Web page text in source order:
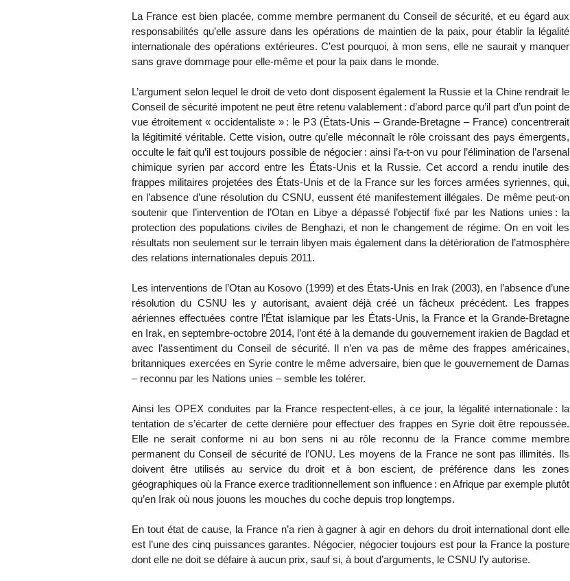
La France est bien placée, comme membre permanent du Conseil de sécurité, et eu égard aux
responsabilités qu’elle assure dans les opérations de maintien de la paix, pour établir la légalité
internationale des opérations extérieures. C’est pourquoi, à mon sens, elle ne saurait y manquer
sans grave dommage pour elle-même et pour la paix dans le monde.
L’argument selon lequel le droit de veto dont disposent également la Russie et la Chine rendrait le
Conseil de sécurité impotent ne peut être retenu valablement : d’abord parce qu’il part d’un point de
vue étroitement « occidentaliste » : le P3 (États-Unis – Grande-Bretagne – France) concentrerait
la légitimité véritable. Cette vision, outre qu’elle méconnaît le rôle croissant des pays émergents,
occulte le fait qu’il est toujours possible de négocier : ainsi l’a-t-on vu pour l’élimination de l’arsenal
chimique syrien par accord entre les États-Unis et la Russie. Cet accord a rendu inutile des
frappes militaires projetées des États-Unis et de la France sur les forces armées syriennes, qui,
en l’absence d’une résolution du CSNU, eussent été manifestement illégales. De même peut-on
soutenir que l’intervention de l’Otan en Libye a dépassé l’objectif fixé par les Nations unies : la
protection des populations civiles de Benghazi, et non le changement de régime. On en voit les
résultats non seulement sur le terrain libyen mais également dans la détérioration de l’atmosphère
des relations internationales depuis 2011.
Les interventions de l’Otan au Kosovo (1999) et des États-Unis en Irak (2003), en l’absence d’une
résolution du CSNU les y autorisant, avaient déjà créé un fâcheux précédent. Les frappes
aériennes effectuées contre l’État islamique par les États-Unis, la France et la Grande-Bretagne
en Irak, en septembre-octobre 2014, l’ont été à la demande du gouvernement irakien de Bagdad et
avec l’assentiment du Conseil de sécurité. Il n’en va pas de même des frappes américaines,
britanniques exercées en Syrie contre le même adversaire, bien que le gouvernement de Damas
– reconnu par les Nations unies – semble les tolérer.
Ainsi les OPEX conduites par la France respectent-elles, à ce jour, la légalité internationale : la
tentation de s’écarter de cette dernière pour effectuer des frappes en Syrie doit être repoussée.
Elle ne serait conforme ni au bon sens ni au rôle reconnu de la France comme membre
permanent du Conseil de sécurité de l’ONU. Les moyens de la France ne sont pas illimités. Ils
doivent être utilisés au service du droit et à bon escient, de préférence dans les zones
géographiques où la France exerce traditionnellement son influence : en Afrique par exemple plutôt
qu’en Irak où nous jouons les mouches du coche depuis trop longtemps.
En tout état de cause, la France n’a rien à gagner à agir en dehors du droit international dont elle
est l’une des cinq puissances garantes. Négocier, négocier toujours est pour la France la posture
dont elle ne doit se défaire à aucun prix, sauf si, à bout d’arguments, le CSNU l’y autorise.